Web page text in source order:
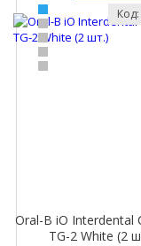
Oral-B iO Interdental
TG-2 White (2